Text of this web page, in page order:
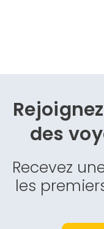
des
Recevez
les